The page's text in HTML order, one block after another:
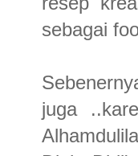
sebagai
juga